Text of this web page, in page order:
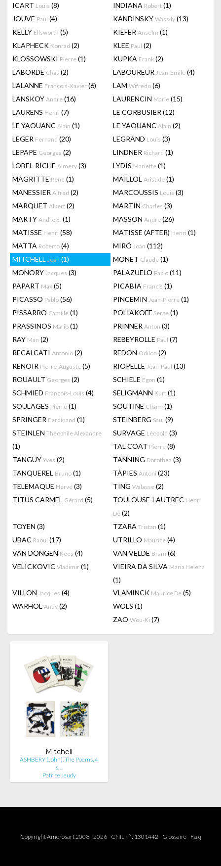
ICART Louis (8) INDIANA Robert (1)
JOUVE Paul (4) KANDINSKY Wassily (13)
KELLY Ellsworth (5) KIEFER Anselm (1)
KLAPHECK Konrad (2) KLEE Paul (2)
KLOSSOWSKI Pierre (1) KUPKA Frank (2)
LABORDE Chas (2) LABOUREUR Jean-Emile (4)
LALANNE François-Xavier (6) LAM Wifredo (6)
LANSKOY Andre (16) LAURENCIN Marie (15)
LAURENS Henri (7) LE CORBUSIER (12)
LE YAOUANC Alain (1) LE YAOUANC Alain (2)
LEGER Fernand (20) LEGRAND Louis (3)
LEPAPE Georges (2) LINDNER Richard (1)
LOBEL-RICHE Almery (3) LYDIS Mariette (1)
MAGRITTE Rene (1) MAILLOL Aristide (1)
MANESSIER Alfred (2) MARCOUSSIS Louis (3)
MARQUET Albert (2) MARTIN Charles (3)
MARTY André E. (1) MASSON Andre (26)
MATISSE Henri (58) MATISSE (AFTER) Henri (1)
MATTA Roberto (4) MIRÓ Joan (112)
MITCHELL Joan (1) MONET Claude (1)
MONORY Jacques (3) PALAZUELO Pablo (11)
PAPART Max (5) PICABIA Francis (1)
PICASSO Pablo (56) PINCEMIN Jean-Pierre (1)
PISSARRO Camille (1) POLIAKOFF Serge (1)
PRASSINOS Mario (1) PRINNER Anton (3)
RAY Man (2) REBEYROLLE Paul (7)
RECALCATI Antonio (2) REDON Odilon (2)
RENOIR Pierre-Auguste (5) RIOPELLE Jean-Paul (13)
ROUAULT Georges (2) SCHIELE Egon (1)
SCHMIED François-Louis (4) SELIGMANN Kurt (1)
SOULAGES Pierre (1) SOUTINE Chaïm (1)
SPRINGER Ferdinand (1) STEINBERG Saul (9)
STEINLEN Theophile Alexandre
(1)
SURVAGE Léopold (3)
TAL COAT Pierre (8)
TANGUY Yves (2) TANNING Dorothea (3)
TANQUEREL Bruno (1) TÀPIES Antoni (23)
TELEMAQUE Hervé (3) TING Walasse (2)
TITUS CARMEL Gérard (5) TOULOUSE-LAUTREC Henri
De (2)
TOYEN (3) TZARA Tristan (1)
UBAC Raoul (17) UTRILLO Maurice (4)
VAN DONGEN Kees (4) VAN VELDE Bram (6)
VELICKOVIC Vladimir (1) VIEIRA DA SILVA Maria Helena
(1)
VILLON Jacques (4) VLAMINCK Maurice De (5)
WARHOL Andy (2) WOLS (1)
ZAO Wou-Ki (7)
Mitchell
ASHBERY (John). The Poems. 4
s…
Patrice Jeudy
Copyright Amorosart 2008 - 2026 - CNIL n° : 1301442 - Glossaire- F.a.q